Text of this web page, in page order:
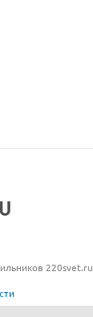
220svet.ru